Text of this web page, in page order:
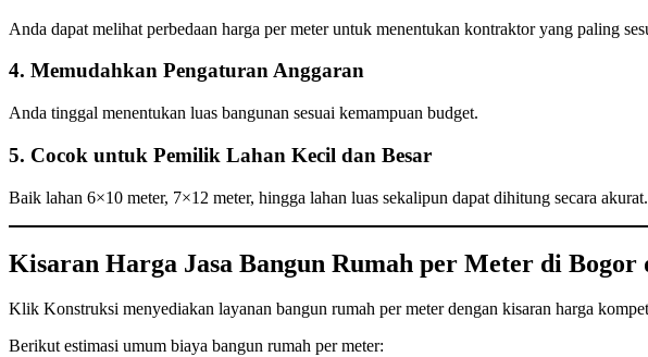
Anda dapat melihat perbedaan harga per meter untuk menentukan kontraktor yang paling
4. Memudahkan Pengaturan Anggaran
Anda tinggal menentukan luas bangunan sesuai kemampuan budget.
5. Cocok untuk Pemilik Lahan Kecil dan Besar
Baik lahan 6×10 meter, 7×12 meter, hingga lahan luas sekalipun dapat dihitung secara akurat.
Kisaran Harga Jasa Bangun Rumah per Meter di Bogor
Klik Konstruksi menyediakan layanan bangun rumah per meter dengan kisaran harga
Berikut estimasi umum biaya bangun rumah per meter: